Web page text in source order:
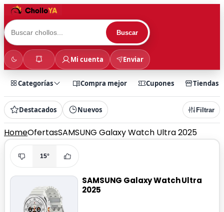
Buscar
Mi cuenta Enviar
Categorías Compra mejor Cupones Tiendas
Destacados Nuevos Filtrar
HomeOfertasSAMSUNG Galaxy Watch Ultra 2025
15°
SAMSUNG Galaxy Watch Ultra
2025